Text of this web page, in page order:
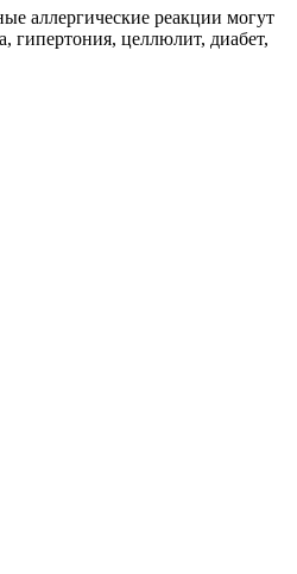
аллергические реакции могут
гипертония, целлюлит, диабет,